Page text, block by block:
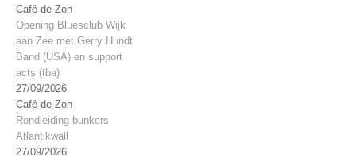
Café de Zon
Opening Bluesclub Wijk
aan Zee met Gerry Hundt
Band (USA) en support
acts (tba)
27/09/2026
Café de Zon
Rondleiding bunkers
Atlantikwall
27/09/2026